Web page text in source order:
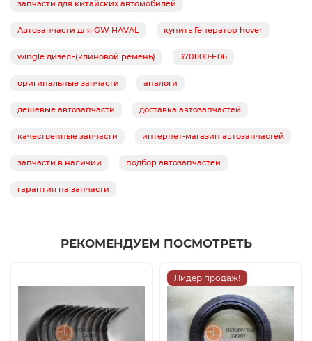
запчасти для китайских автомобилей
Автозапчасти для GW HAVAL купить Генератор hover
wingle дизель(клиновой ремень) 3701100-E06
оригинальные запчасти аналоги
дешевые автозапчасти доставка автозапчастей
качественные запчасти интернет-магазин автозапчастей
запчасти в наличии подбор автозапчастей
гарантия на запчасти
РЕКОМЕНДУЕМ ПОСМОТРЕТЬ
Лидер продаж!